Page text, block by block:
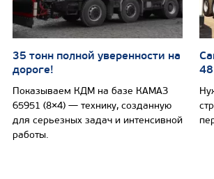
35 тонн полной уверенности на
дороге!
Показываем КДМ на базе КАМАЗ
65951 (8×4) — технику, созданную
для серьезных задач и интенсивной
работы.